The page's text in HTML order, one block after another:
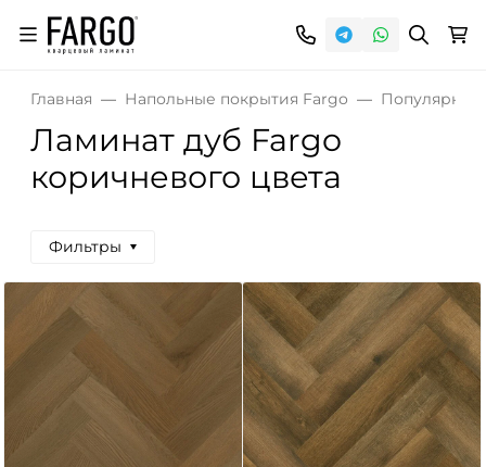
Главная Напольные покрытия Fargo
Ламинат дуб Fargo
коричневого цвета
Фильтры